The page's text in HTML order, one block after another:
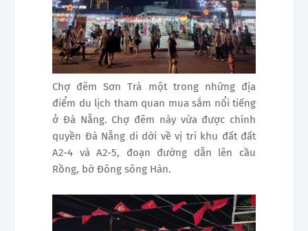
Chợ đêm Sơn Trà một trong những địa
điểm du lịch tham quan mua sắm nổi tiếng
ở Đà Nẵng. Chợ đêm này vừa được chính
quyền Đà Nẵng di dời về vị trí khu đất đất
A2-4 và A2-5, đoạn đường dẫn lên cầu
Rồng, bờ Đông sông Hàn.